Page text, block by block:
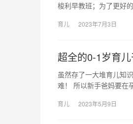
梭利早教班；为了更好
育儿 2023年7月3日
超全的0-1岁育
虽然存了一大堆育儿知
难！ 所以新手爸妈要在
育儿 2023年5月9日